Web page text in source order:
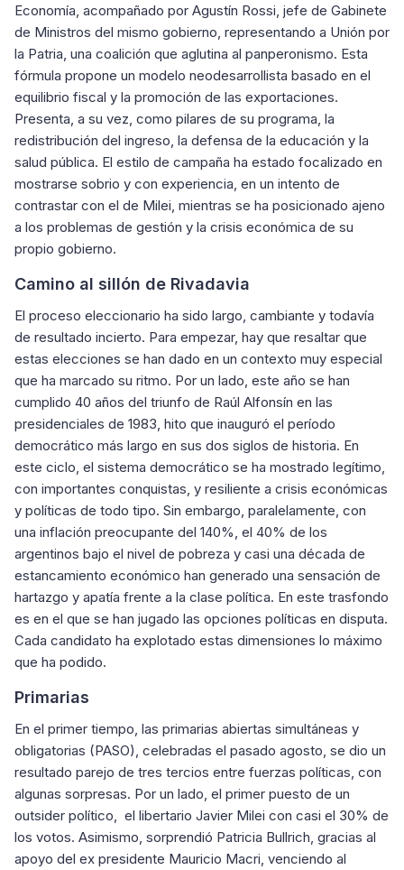
Economía, acompañado por Agustín Rossi, jefe de Gabinete
de Ministros del mismo gobierno, representando a Unión por
la Patria, una coalición que aglutina al panperonismo. Esta
fórmula propone un modelo neodesarrollista basado en el
equilibrio fiscal y la promoción de las exportaciones.
Presenta, a su vez, como pilares de su programa, la
redistribución del ingreso, la defensa de la educación y la
salud pública. El estilo de campaña ha estado focalizado en
mostrarse sobrio y con experiencia, en un intento de
contrastar con el de Milei, mientras se ha posicionado ajeno
a los problemas de gestión y la crisis económica de su
propio gobierno.
Camino al sillón de Rivadavia
El proceso eleccionario ha sido largo, cambiante y todavía
de resultado incierto. Para empezar, hay que resaltar que
estas elecciones se han dado en un contexto muy especial
que ha marcado su ritmo. Por un lado, este año se han
cumplido 40 años del triunfo de Raúl Alfonsín en las
presidenciales de 1983, hito que inauguró el período
democrático más largo en sus dos siglos de historia. En
este ciclo, el sistema democrático se ha mostrado legítimo,
con importantes conquistas, y resiliente a crisis económicas
y políticas de todo tipo. Sin embargo, paralelamente, con
una inflación preocupante del 140%, el 40% de los
argentinos bajo el nivel de pobreza y casi una década de
estancamiento económico han generado una sensación de
hartazgo y apatía frente a la clase política. En este trasfondo
es en el que se han jugado las opciones políticas en disputa.
Cada candidato ha explotado estas dimensiones lo máximo
que ha podido.
Primarias
En el primer tiempo, las primarias abiertas simultáneas y
obligatorias (PASO), celebradas el pasado agosto, se dio un
resultado parejo de tres tercios entre fuerzas políticas, con
algunas sorpresas. Por un lado, el primer puesto de un
outsider político, el libertario Javier Milei con casi el 30% de
los votos. Asimismo, sorprendió Patricia Bullrich, gracias al
apoyo del ex presidente Mauricio Macri, venciendo al